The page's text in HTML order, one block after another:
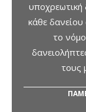
υποχρεωτική
κάθε
το
τους